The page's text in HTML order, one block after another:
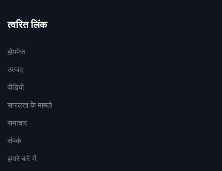
त्वरित लिंक
होमपेज
उत्पाद
वीडियो
सफलता के मामले
समाचार
संपर्क
हमारे बारे में